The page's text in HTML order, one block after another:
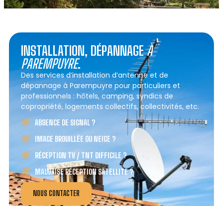
INSTALLATION, DÉPANNAGEÀ
PAREMPUYRE.
Des services d’installation d’antenne et de
dépannage à Parempuyre pour particuliers et
professionnels : hôtels, camping, syndics de
copropriété, logements collectifs, collectivités, etc.
ABSENCE DE SIGNAL ?
IMAGE BROUILLÉE OU NEIGE ?
RÉCEPTION TV / TNT DIFFICILE ?
MAUVAISE RÉCEPTION SATELLITE ?
NOUS CONTACTER